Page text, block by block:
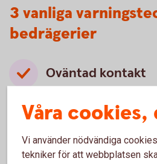
3 vanliga
bedrägerier
Oväntad kontakt
välkända företag,
känner är ett vanligt
använder falska
trovärdighet och
Våra
Vi använder nödvändiga
tekniker för att webbplatsen